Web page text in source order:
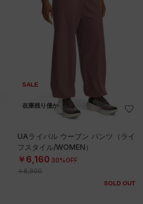
SALE
在庫残り僅か
UAライバル ウーブン パンツ（ライ
フスタイル/WOMEN）
￥6,160 30%OFF
￥8,800
SOLD OUT